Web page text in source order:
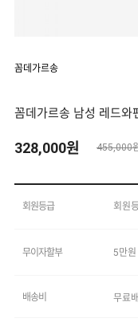
꼼데가르송
꼼데가르송 남성 레드와
328,000원 455,000
회원등급 회원
무이자할부 5만
배송비 무료